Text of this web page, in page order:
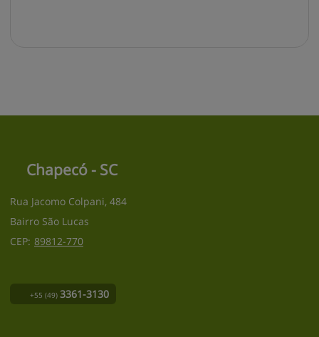
Chapecó - SC
Rua Jacomo Colpani, 484
Bairro São Lucas
CEP: 89812-770
+55 (49) 3361-3130